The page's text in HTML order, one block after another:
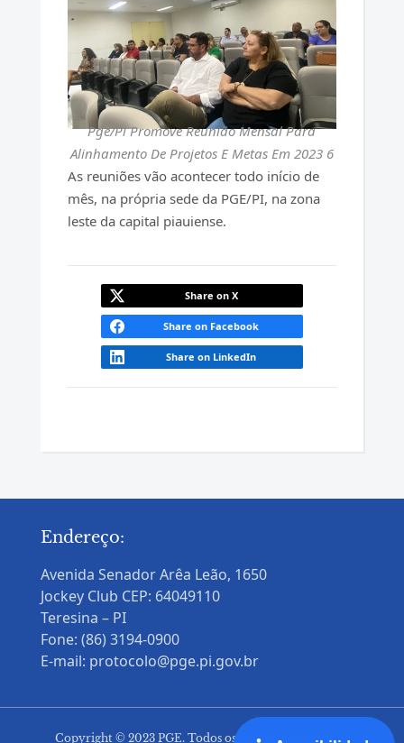
Pge/Pi Promove Reunião Mensal Para
Alinhamento De Projetos E Metas Em 2023 6
As reuniões vão acontecer todo início de
mês, na própria sede da PGE/PI, na zona
leste da capital piauiense.
Share on X
Share on Facebook
Share on LinkedIn
Endereço:
Avenida Senador Arêa Leão, 1650
Jockey Club CEP: 64049110
Teresina – PI
Fone: (86) 3194-0900
E-mail: protocolo@pge.pi.gov.br
Copyright © 2023 PGE. Todos os Direitos Reservados